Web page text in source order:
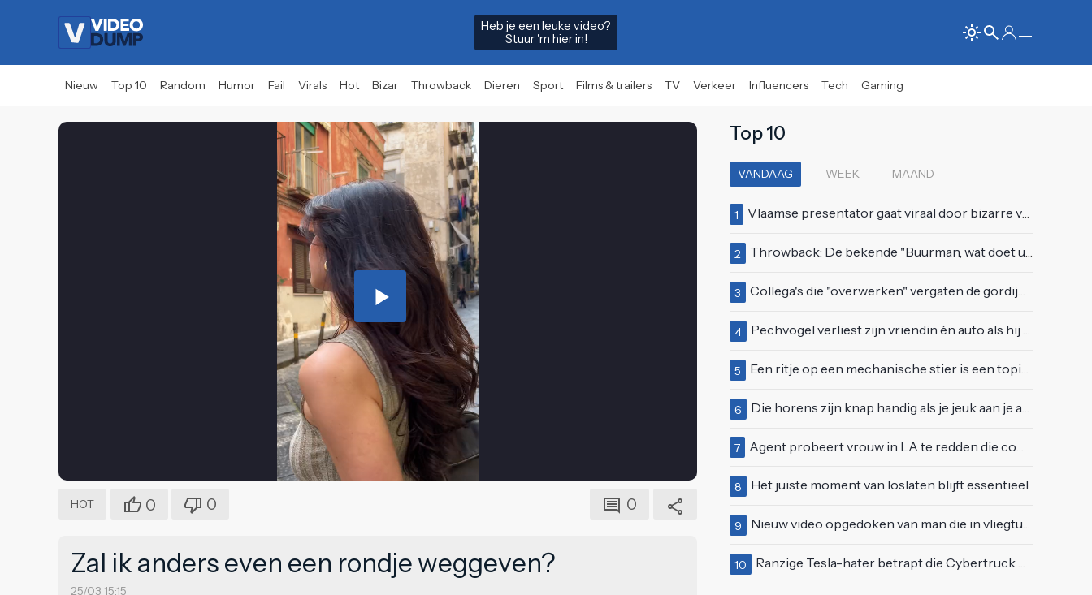
Heb je een leuke video?
Stuur 'm hier in!
Nieuw Top 10 Random Humor Fail Virals Hot Bizar Throwback Dieren Sport Films & trailers TV Verkeer Influencers Tech Gaming
Play
Video
HOT 0 0 0
Zal ik anders even een rondje weggeven?
25/03 15:15
Top 10
VANDAAG WEEK MAAND
1 Vlaamse presentator gaat viraal door bizarre vertoning op live televisie: "Helemaal stijf van de bloem"
2 Throwback: De bekende "Buurman, wat doet u nu?"-scène uit Flodder met Tatjana Šimić
3 Collega's die "overwerken" vergaten de gordijnen dicht te doen
4 Pechvogel verliest zijn vriendin én auto als hij bocht te scherp neemt
5 Een ritje op een mechanische stier is een topidee voor een eerste date
6 Die horens zijn knap handig als je jeuk aan je arie hebt
7 Agent probeert vrouw in LA te redden die compleet van het padje is
8 Het juiste moment van loslaten blijft essentieel
9 Nieuw video opgedoken van man die in vliegtuigmotor springt op vliegveld Milaan
10 Ranzige Tesla-hater betrapt die Cybertruck op een 'speciale bruine coating' trakteert